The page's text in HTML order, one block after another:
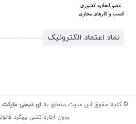
نماد اعتماد الکترونیک
© کلیه حقوق این سایت متعلق به ای دیجی مارکت
بدون اجازه کتبی پیگرد